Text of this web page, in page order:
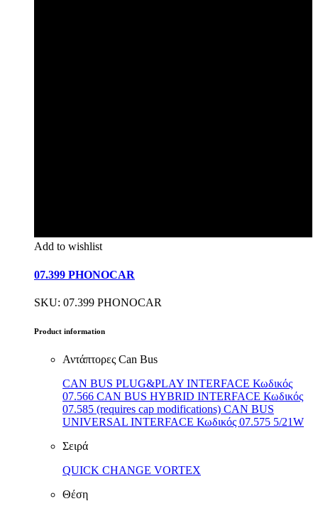
Add to wishlist
07.399 PHONOCAR
SKU: 07.399 PHONOCAR
Product information
Αντάπτορες Can Bus
CAN BUS PLUG&PLAY INTERFACE Κωδικός
07.566 CAN BUS HYBRID INTERFACE Κωδικός
07.585 (requires cap modifications) CAN BUS
UNIVERSAL INTERFACE Κωδικός 07.575 5/21W
Σειρά
QUICK CHANGE VORTEX
Θέση